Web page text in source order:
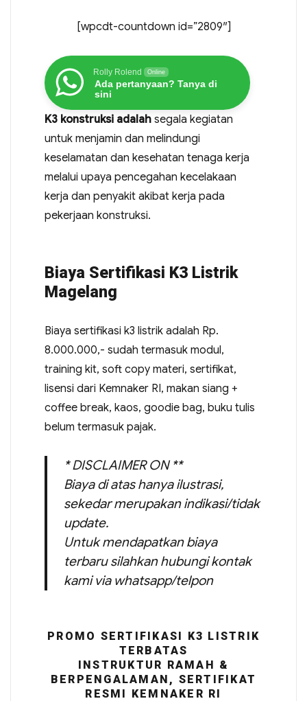
[wpcdt-countdown id=”2809″]
Rolly Rolend Online
Ada pertanyaan? Tanya di
sini
K3 konstruksi adalahsegala kegiatan
untuk menjamin dan melindungi
keselamatan dan kesehatan tenaga kerja
melalui upaya pencegahan kecelakaan
kerja dan penyakit akibat kerja pada
pekerjaan konstruksi.
Biaya Sertifikasi K3 Listrik
Magelang
Biaya sertifikasi k3 listrik adalah Rp.
8.000.000,- sudah termasuk modul,
training kit, soft copy materi, sertifikat,
lisensi dari Kemnaker RI, makan siang +
coffee break, kaos, goodie bag, buku tulis
belum termasuk pajak.
* DISCLAIMER ON **
Biaya di atas hanya ilustrasi,
sekedar merupakan indikasi/tidak
update.
Untuk mendapatkan biaya
terbaru silahkan hubungi kontak
kami via whatsapp/telpon
PROMO SERTIFIKASI K3 LISTRIK
TERBATAS
INSTRUKTUR RAMAH &
BERPENGALAMAN, SERTIFIKAT
RESMI KEMNAKER RI